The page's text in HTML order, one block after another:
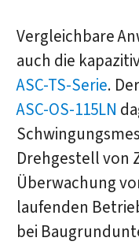
Vergleichbare
auch die
ASC-TS-Serie.
ASC-OS-115LN
Drehgestell von
Überwachung
laufenden
bei